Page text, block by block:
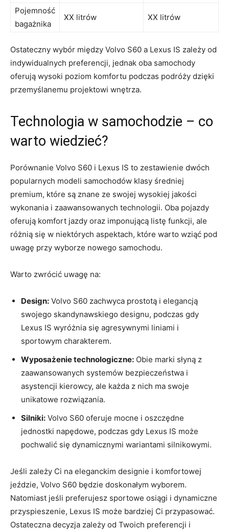
Pojemność
bagażnika
XX litrów XX litrów
Ostateczny wybór między Volvo S60‍ a ⁢Lexus IS⁤ zależy od
indywidualnych ⁢preferencji, jednak oba ⁣samochody
oferują wysoki poziom komfortu‍ podczas ⁣podróży‍ dzięki
przemyślanemu ⁣projektowi wnętrza.
Technologia w samochodzie ‍– co⁤
warto wiedzieć?
Porównanie‌ Volvo⁢ S60 i Lexus IS to zestawienie dwóch
popularnych modeli samochodów klasy średniej
premium, które ⁤są znane ze swojej wysokiej jakości
wykonania i zaawansowanych technologii. Oba pojazdy
oferują komfort jazdy oraz imponującą listę funkcji, ale
różnią się ‌w⁤ niektórych aspektach, które warto wziąć pod
uwagę przy ​wyborze nowego samochodu.
Warto zwrócić uwagę na:
Design: Volvo ⁤S60 ⁤zachwyca prostotą i elegancją
⁢swojego ​skandynawskiego designu, podczas gdy
⁢Lexus ​IS wyróżnia się agresywnymi⁤ liniami i
sportowym charakterem.
Wyposażenie‍ technologiczne: Obie marki słyną z
zaawansowanych systemów bezpieczeństwa i⁤
asystencji​ kierowcy, ale⁤ każda z nich ma ⁣swoje
unikatowe rozwiązania.
Silniki: Volvo​ S60 oferuje⁢ mocne i oszczędne
jednostki napędowe, podczas gdy Lexus IS⁤ może
pochwalić‌ się dynamicznymi⁢ wariantami silnikowymi.
Jeśli zależy Ci na eleganckim designie i ‍komfortowej‍
jeździe, Volvo S60 będzie doskonałym wyborem.
Natomiast jeśli⁣ preferujesz ‌sportowe osiągi i dynamiczne
przyspieszenie, Lexus IS ‍może‍ bardziej Ci przypasować.
Ostateczna decyzja zależy od Twoich preferencji i